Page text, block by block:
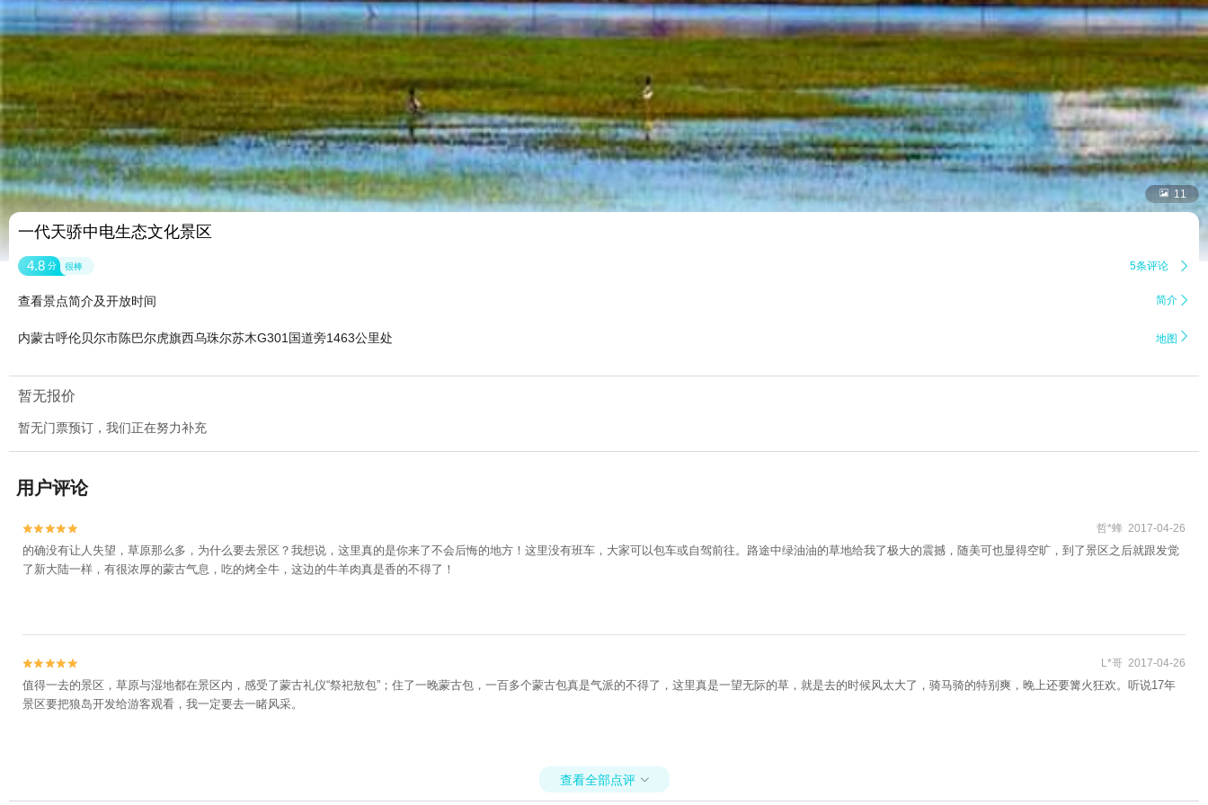
 11
一代天骄中电生态文化景区
4.8 分 很棒 5条评论 
查看景点简介及开放时间 简介 
内蒙古呼伦贝尔市陈巴尔虎旗西乌珠尔苏木G301国道旁1463公里处 地图 
暂无报价
暂无门票预订，我们正在努力补充
用户评论

 哲*蜂 2017-04-26
的确没有让人失望，草原那么多，为什么要去景区？我想说，这里真的是你来了不会后悔的地方！这里没有班车，大家可以包车或自驾前往。路途中绿油油的草地给我了极大的震撼，随美可也显得空旷，到了景区之后就跟发觉
了新大陆一样，有很浓厚的蒙古气息，吃的烤全牛，这边的牛羊肉真是香的不得了！

 L*哥 2017-04-26
值得一去的景区，草原与湿地都在景区内，感受了蒙古礼仪“祭祀敖包”；住了一晚蒙古包，一百多个蒙古包真是气派的不得了，这里真是一望无际的草，就是去的时候风太大了，骑马骑的特别爽，晚上还要篝火狂欢。听说17年
景区要把狼岛开发给游客观看，我一定要去一睹风采。
查看全部点评 